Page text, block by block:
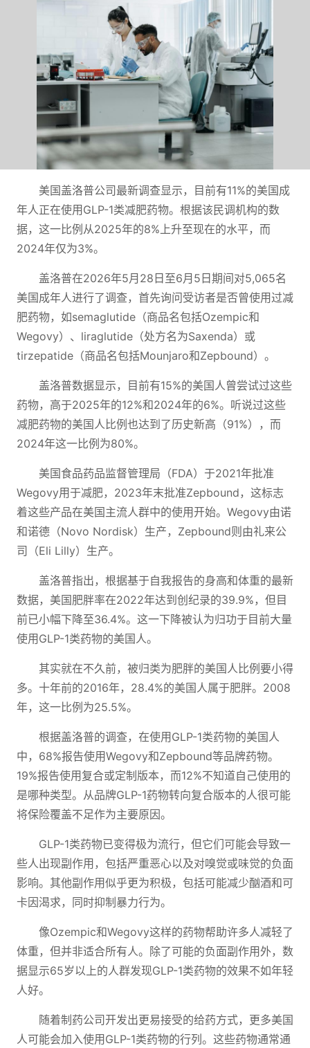
美国盖洛普公司最新调查显示，目前有11%的美国成
年人正在使用GLP-1类减肥药物。根据该民调机构的数
据，这一比例从2025年的8%上升至现在的水平，而
2024年仅为3%。
盖洛普在2026年5月28日至6月5日期间对5,065名
美国成年人进行了调查，首先询问受访者是否曾使用过减
肥药物，如semaglutide（商品名包括Ozempic和
Wegovy）、liraglutide（处方名为Saxenda）或
tirzepatide（商品名包括Mounjaro和Zepbound）。
盖洛普数据显示，目前有15%的美国人曾尝试过这些
药物，高于2025年的12%和2024年的6%。听说过这些
减肥药物的美国人比例也达到了历史新高（91%），而
2024年这一比例为80%。
美国食品药品监督管理局（FDA）于2021年批准
Wegovy用于减肥，2023年末批准Zepbound，这标志
着这些产品在美国主流人群中的使用开始。Wegovy由诺
和诺德（Novo Nordisk）生产，Zepbound则由礼来公
司（Eli Lilly）生产。
盖洛普指出，根据基于自我报告的身高和体重的最新
数据，美国肥胖率在2022年达到创纪录的39.9%，但目
前已小幅下降至36.4%。这一下降被认为归功于目前大量
使用GLP-1类药物的美国人。
其实就在不久前，被归类为肥胖的美国人比例要小得
多。十年前的2016年，28.4%的美国人属于肥胖。2008
年，这一比例为25.5%。
根据盖洛普的调查，在使用GLP-1类药物的美国人
中，68%报告使用Wegovy和Zepbound等品牌药物。
19%报告使用复合或定制版本，而12%不知道自己使用的
是哪种类型。从品牌GLP-1药物转向复合版本的人很可能
将保险覆盖不足作为主要原因。
GLP-1类药物已变得极为流行，但它们可能会导致一
些人出现副作用，包括严重恶心以及对嗅觉或味觉的负面
影响。其他副作用似乎更为积极，包括可能减少酗酒和可
卡因渴求，同时抑制暴力行为。
像Ozempic和Wegovy这样的药物帮助许多人减轻了
体重，但并非适合所有人。除了可能的负面副作用外，数
据显示65岁以上的人群发现GLP-1类药物的效果不如年轻
人好。
随着制药公司开发出更易接受的给药方式，更多美国
人可能会加入使用GLP-1类药物的行列。这些药物通常通